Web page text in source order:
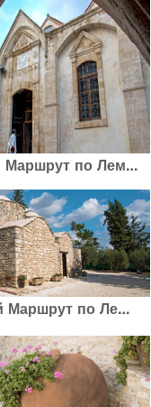
1-й Местный Маршрут по Лемесос (Лимассол) Религиозный маршрут
2-й Местный Маршрут по Лемесос (Лимассол) Религиозный маршрут